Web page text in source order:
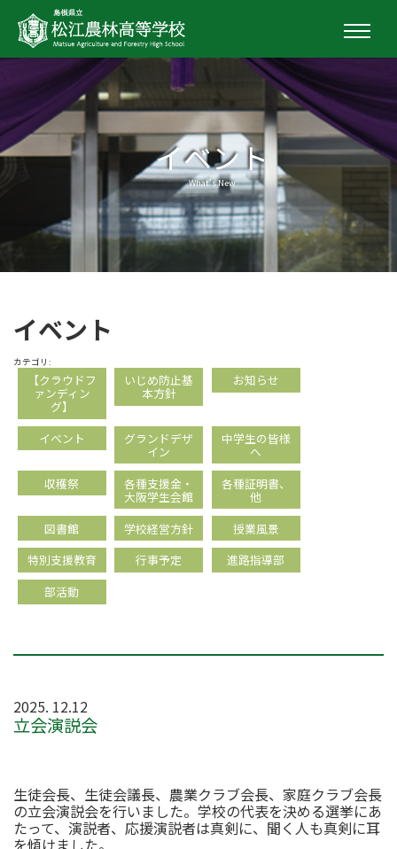
イベント
What's New
イベント
カテゴリ:
【クラウドフ
ァンディン
グ】
いじめ防止基
本方針
お知らせ
イベント グランドデザ
イン
中学生の皆様
へ
収穫祭
各種支援金・
大阪学生会館
各種証明書、
他
図書館
学校経営方針
授業風景
特別支援教育
行事予定
進路指導部
部活動
2025. 12.12
立会演説会
生徒会長、生徒会議長、農業クラブ会長、家庭クラブ会長
の立会演説会を行いました。学校の代表を決める選挙にあ
たって、演説者、応援演説者は真剣に、聞く人も真剣に耳
を傾けました。